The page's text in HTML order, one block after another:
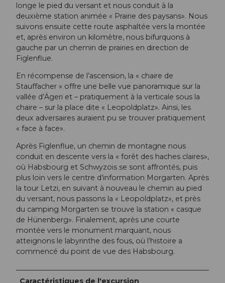
longe le pied du versant et nous conduit à la
deuxième station animée « Prairie des paysans». Nous
suivons ensuite cette route asphaltée vers la montée
et, après environ un kilomètre, nous bifurquons à
gauche par un chemin de prairies en direction de
Figlenflue.
En récompense de l’ascension, la « chaire de
Stauffacher » offre une belle vue panoramique sur la
vallée d’Ägeri et – pratiquement à la verticale sous la
chaire – sur la place dite « Leopoldplatz». Ainsi, les
deux adversaires auraient pu se trouver pratiquement
« face à face».
Après Figlenflue, un chemin de montagne nous
conduit en descente vers la « forêt des haches claires»,
où Habsbourg et Schwyzois se sont affrontés, puis
plus loin vers le centre d’information Morgarten. Après
la tour Letzi, en suivant à nouveau le chemin au pied
du versant, nous passons la « Leopoldplatz», et près
du camping Morgarten se trouve la station « casque
de Hünenberg». Finalement, après une courte
montée vers le monument marquant, nous
atteignons le labyrinthe des fous, où l’histoire a
commencé du point de vue des Habsbourg.
Caractéristiques de l'excursion